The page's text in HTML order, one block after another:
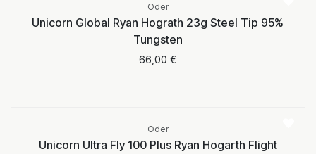
Oder
Unicorn Global Ryan Hograth 23g Steel Tip 95%
Tungsten
66,00 €
Oder
Unicorn Ultra Fly 100 Plus Ryan Hogarth Flight